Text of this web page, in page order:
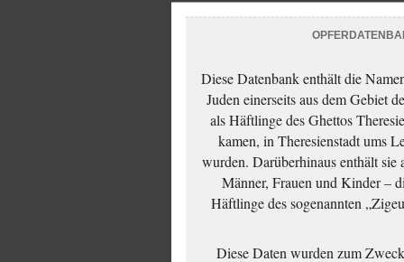
Diese Datenbank enthält die
Juden einerseits aus dem Gebiet
als Häftlinge des Ghettos
kamen, in Theresienstadt ums
wurden. Darüberhinaus enthält
Männer, Frauen und Kinder –
Häftlinge des sogenannten
Diese Daten wurden zum